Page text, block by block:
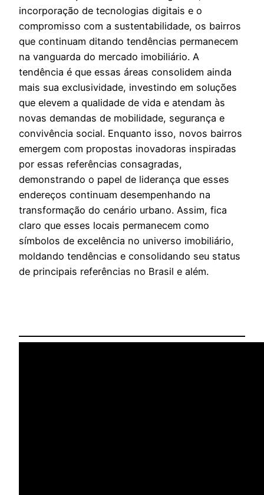
incorporação de tecnologias digitais e o
compromisso com a sustentabilidade, os bairros
que continuam ditando tendências permanecem
na vanguarda do mercado imobiliário. A
tendência é que essas áreas consolidem ainda
mais sua exclusividade, investindo em soluções
que elevem a qualidade de vida e atendam às
novas demandas de mobilidade, segurança e
convivência social. Enquanto isso, novos bairros
emergem com propostas inovadoras inspiradas
por essas referências consagradas,
demonstrando o papel de liderança que esses
endereços continuam desempenhando na
transformação do cenário urbano. Assim, fica
claro que esses locais permanecem como
símbolos de excelência no universo imobiliário,
moldando tendências e consolidando seu status
de principais referências no Brasil e além.